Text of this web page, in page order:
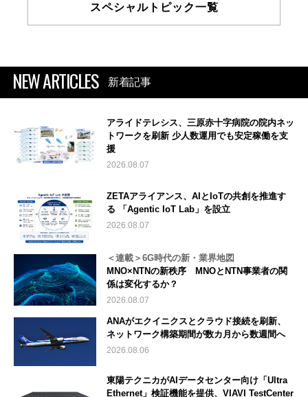
スペシャルトピック一覧
NEW ARTICLES 新着記事
アライドテレシス、三原赤十字病院の院内ネッ
トワークを刷新 少人数運用でも安定稼働を支
援
2026.08.07
ZETAアライアンス、AIとIoTの共創を推進す
る 「Agentic IoT Lab」を設立
2026.08.07
＜連載＞6G時代の新・業界地図
MNO×NTNの新秩序 MNOとNTN事業者の関
係は変化するか？
2026.08.07
ANAがエクイニクスとクラウド接続を刷新、
ネットワーク構築期間が数カ月から数週間へ
2026.08.06
東陽テクニカがAIデータセンター向け「Ultra
Ethernet」検証機能を提供、VIAVI TestCenter